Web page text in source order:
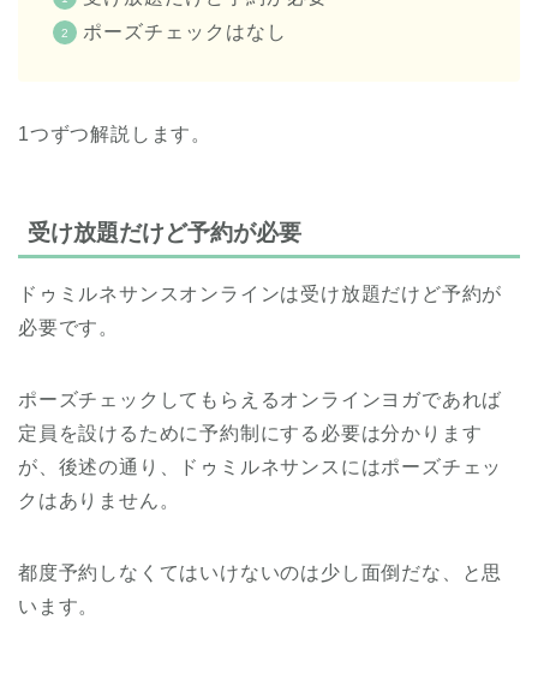
ポーズチェックはなし
1つずつ解説します。
受け放題だけど予約が必要
ドゥミルネサンスオンラインは受け放題だけど予約が
必要です。
ポーズチェックしてもらえるオンラインヨガであれば
定員を設けるために予約制にする必要は分かります
が、後述の通り、ドゥミルネサンスにはポーズチェッ
クはありません。
都度予約しなくてはいけないのは少し面倒だな、と思
います。